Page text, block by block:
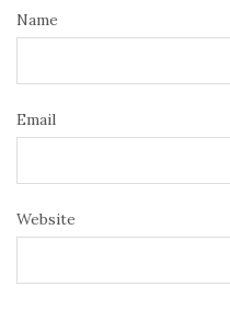
Name
Email
Website